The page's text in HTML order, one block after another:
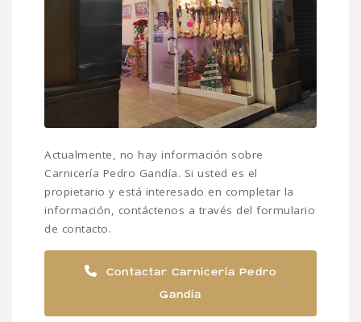
Actualmente, no hay información sobre
Carnicería Pedro Gandía. Si usted es el
propietario y está interesado en completar la
información, contáctenos a través del formulario
de contacto.
Contactar Carnicería Pedro
Gandía